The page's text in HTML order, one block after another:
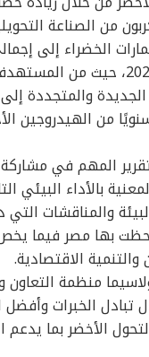
من الصناعة
1.5 مليون طن سنويًا من
المهم في مشاركة
بالأداء البيئي
والمناقشات
حظت بها مصر فيما
الاقتصادية.
منظمة التعاون
تبادل الخبرات
الأخضر بما